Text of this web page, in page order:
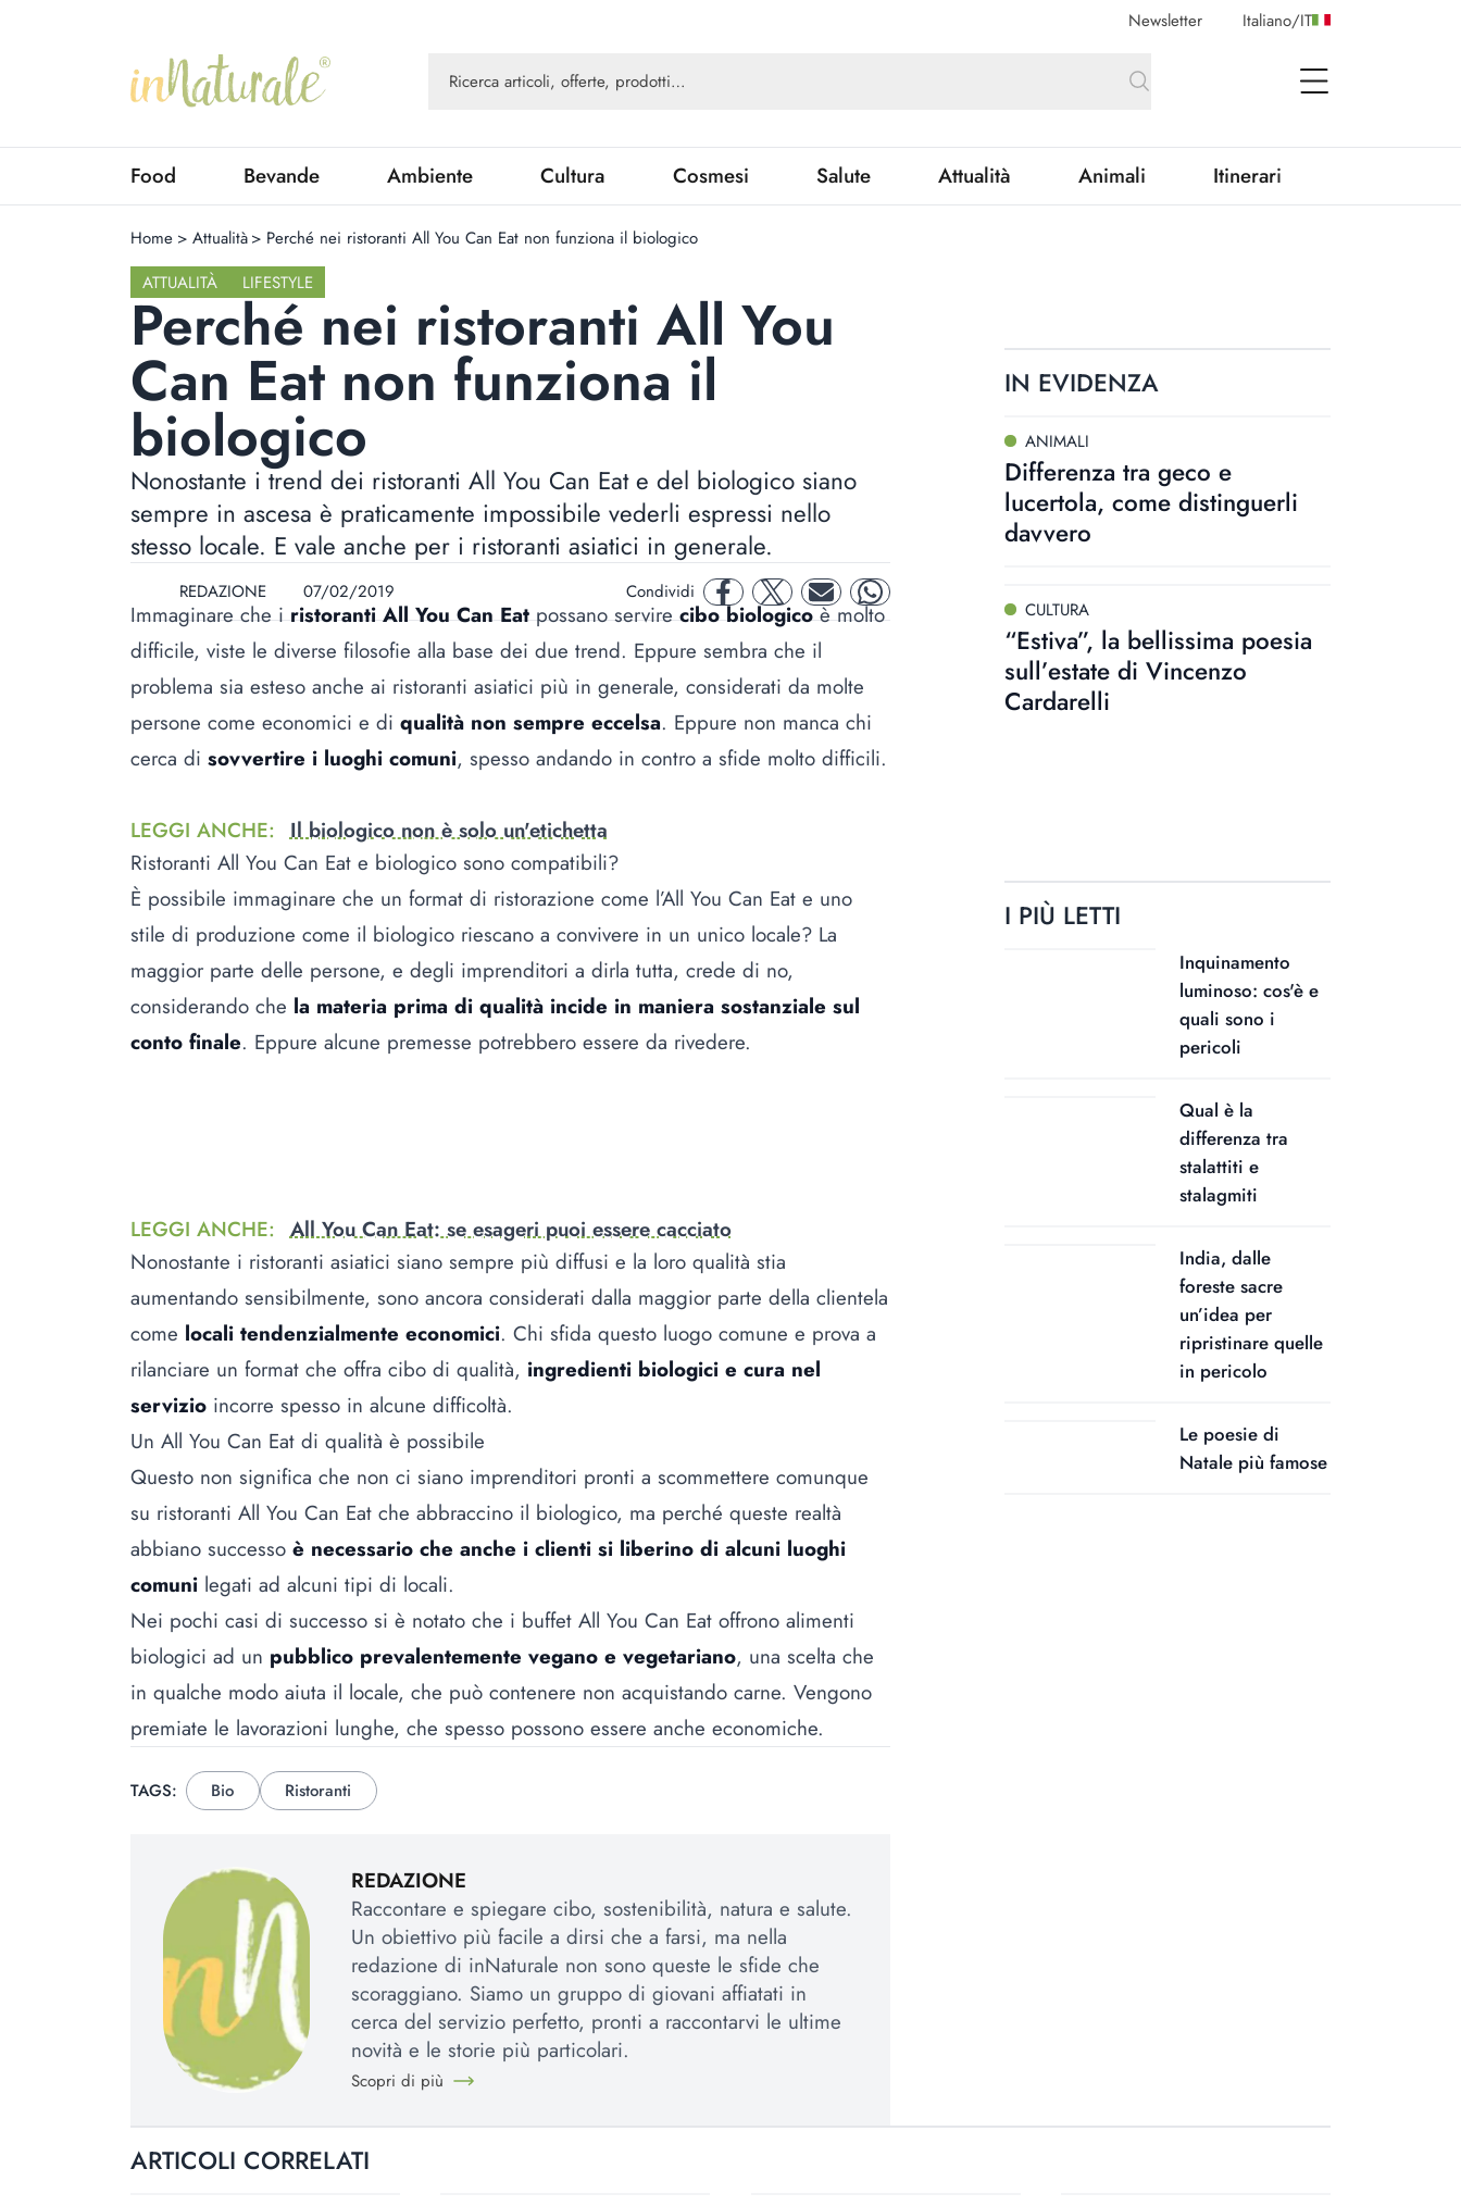
Newsletter Italiano/IT
open Menu
Food Bevande Ambiente Cultura Cosmesi Salute Attualità Animali Itinerari
Home > Attualità > Perché nei ristoranti All You Can Eat non funziona il biologico
ATTUALITÀ
LIFESTYLE
Perché nei ristoranti All You
Can Eat non funziona il
biologico
Nonostante i trend dei ristoranti All You Can Eat e del biologico siano
sempre in ascesa è praticamente impossibile vederli espressi nello
stesso locale. E vale anche per i ristoranti asiatici in generale.
REDAZIONE 07/02/2019 Condividi facebooktwitter mail whatsapp
Immaginare che iristoranti All You Can Eatpossano servirecibo biologicoè molto
difficile, viste le diverse filosofie alla base dei due trend. Eppure sembra che il
problema sia esteso anche ai ristoranti asiatici più in generale, considerati da molte
persone come economici e di qualità non sempre eccelsa. Eppure non manca chi
cerca di sovvertire i luoghi comuni, spesso andando in contro a sfide molto difficili.
LEGGI ANCHE: Il biologico non è solo un'etichetta
Ristoranti All You Can Eat e biologico sono compatibili?
È possibile immaginare che un format di ristorazione come l’All You Can Eat e uno
stile di produzione come il biologico riescano a convivere in un unico locale? La
maggior parte delle persone, e degli imprenditori a dirla tutta, crede di no,
considerando che la materia prima di qualità incide in maniera sostanziale sul
conto finale. Eppure alcune premesse potrebbero essere da rivedere.
LEGGI ANCHE: All You Can Eat: se esageri puoi essere cacciato
Nonostante i ristoranti asiatici siano sempre più diffusi e la loro qualità stia
aumentando sensibilmente, sono ancora considerati dalla maggior parte della clientela
come locali tendenzialmente economici. Chi sfida questo luogo comune e prova a
rilanciare un format che offra cibo di qualità, ingredienti biologici e cura nel
servizio incorre spesso in alcune difficoltà.
Un All You Can Eat di qualità è possibile
Questo non significa che non ci siano imprenditori pronti a scommettere comunque
su ristoranti All You Can Eat che abbraccino il biologico, ma perché queste realtà
abbiano successo è necessario che anche i clienti si liberino di alcuni luoghi
comuni legati ad alcuni tipi di locali.
Nei pochi casi di successo si è notato che i buffet All You Can Eat offrono alimenti
biologici ad un pubblico prevalentemente vegano e vegetariano, una scelta che
in qualche modo aiuta il locale, che può contenere non acquistando carne. Vengono
premiate le lavorazioni lunghe, che spesso possono essere anche economiche.
TAGS: Bio Ristoranti
REDAZIONE
Raccontare e spiegare cibo, sostenibilità, natura e salute.
Un obiettivo più facile a dirsi che a farsi, ma nella
redazione di inNaturale non sono queste le sfide che
scoraggiano. Siamo un gruppo di giovani affiatati in
cerca del servizio perfetto, pronti a raccontarvi le ultime
novità e le storie più particolari.
Scopri di più
IN EVIDENZA
ANIMALI
Differenza tra geco e
lucertola, come distinguerli
davvero
CULTURA
“Estiva”, la bellissima poesia
sull’estate di Vincenzo
Cardarelli
I PIÙ LETTI
Inquinamento
luminoso: cos'è e
quali sono i
pericoli
Qual è la
differenza tra
stalattiti e
stalagmiti
India, dalle
foreste sacre
un’idea per
ripristinare quelle
in pericolo
Le poesie di
Natale più famose
ARTICOLI CORRELATI